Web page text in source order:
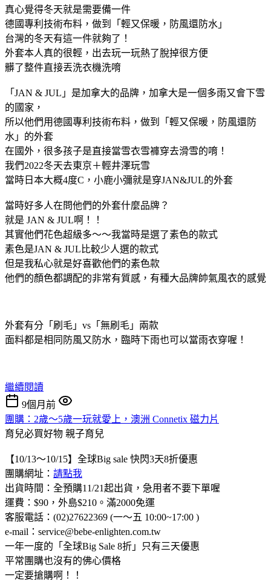
真心覺得冬天就是需要備一件
德國專利技術布料，做到「輕又保暖，防風還防水」
台灣的冬天有這一件就夠了！
外套本人真的很輕，出去玩一玩熱了脫掉很方便
髒了整件直接丟洗衣機洗唷
「JAN & JUL」是加拿大的品牌，加拿大是一個多雨又會下雪
的國家，
所以他們用德國專利技術布料，做到「輕又保暖，防風還防
水」的外套
在國外，很多孩子是直接當雪衣雪褲穿去滑雪的唷！
我們2022冬天去東京＋輕井澤玩雪
當時日本大概4度C，小鹿小彌就是穿JAN&JUL的外套
當時好多人在問他們的外套什麼品牌？
就是 JAN & JUL啊！！
其實他們花色超級多～～我當時是選了素色的款式
素色是JAN & JUL比較少人選的款式
但是我私心就是好喜歡他們的素色款
他們的顏色都調配的非常有質感，有種大品牌帥氣風衣的感覺
外套有分「刷毛」vs「無刷毛」兩款
面料都是相同防風又防水，臨時下雨也可以當雨衣穿喔！
繼續閱讀
9個月前
團購：2歲～5歲一玩就愛上，澳洲 Connetix 磁力片
育兒必買好物 親子育兒
【10/13～10/15】全球Big sale 快閃3天8折優惠
團購網址： 請點我
出貨時間：全預購11/21起出貨，急用者不要下單喔
運費：$90，外島$210。滿2000免運
客服電話：(02)27622369 (一～五 10:00~17:00 )
e-mail：service@bebe-enlighten.com.tw
一年一度的「全球Big Sale 8折」只有三天優惠
平常團購也沒有的佛心價格
一定要搶購啊！！